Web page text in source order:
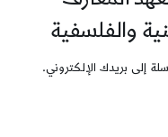
والفلسفية
إلى بريدك الإلكتروني.